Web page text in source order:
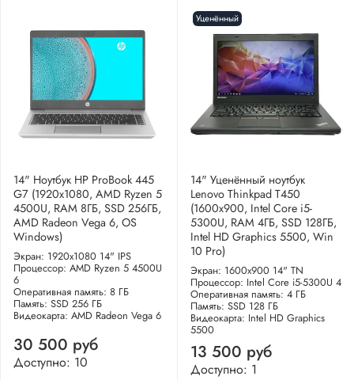
14" Ноутбук HP ProBook 445
G7 (1920x1080, AMD Ryzen 5
4500U, RAM 8ГБ, SSD 256ГБ,
AMD Radeon Vega 6, OS
Windows)
Экран: 1920x1080 14" IPS
Процессор: AMD Ryzen 5 4500U
6
Оперативная память: 8 ГБ
Память: SSD 256 ГБ
Видеокарта: AMD Radeon Vega 6
30 500 руб
Доступно: 10
Уценённый
14" Уценённый ноутбук
Lenovo Thinkpad T450
(1600x900, Intel Core i5-
5300U, RAM 4ГБ, SSD 128ГБ,
Intel HD Graphics 5500, Win
10 Pro)
Экран: 1600x900 14" TN
Процессор: Intel Core i5-5300U 4
Оперативная память: 4 ГБ
Память: SSD 128 ГБ
Видеокарта: Intel HD Graphics
5500
13 500 руб
Доступно: 1